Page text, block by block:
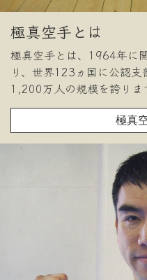
極真空手とは
極真空手とは、1964年に
り、世界123ヵ国に公認
1,200万人の規模を誇りま
極真